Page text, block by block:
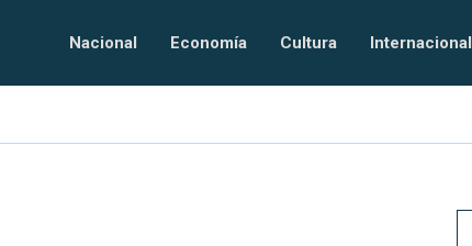
Nacional Economía Cultura Internacional